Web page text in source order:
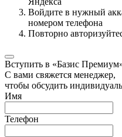
Войдите в нужный
номером телефона
Повторно
Вступить в «Базис
С вами свяжется менеджер,
чтобы обсудить
Имя
Телефон